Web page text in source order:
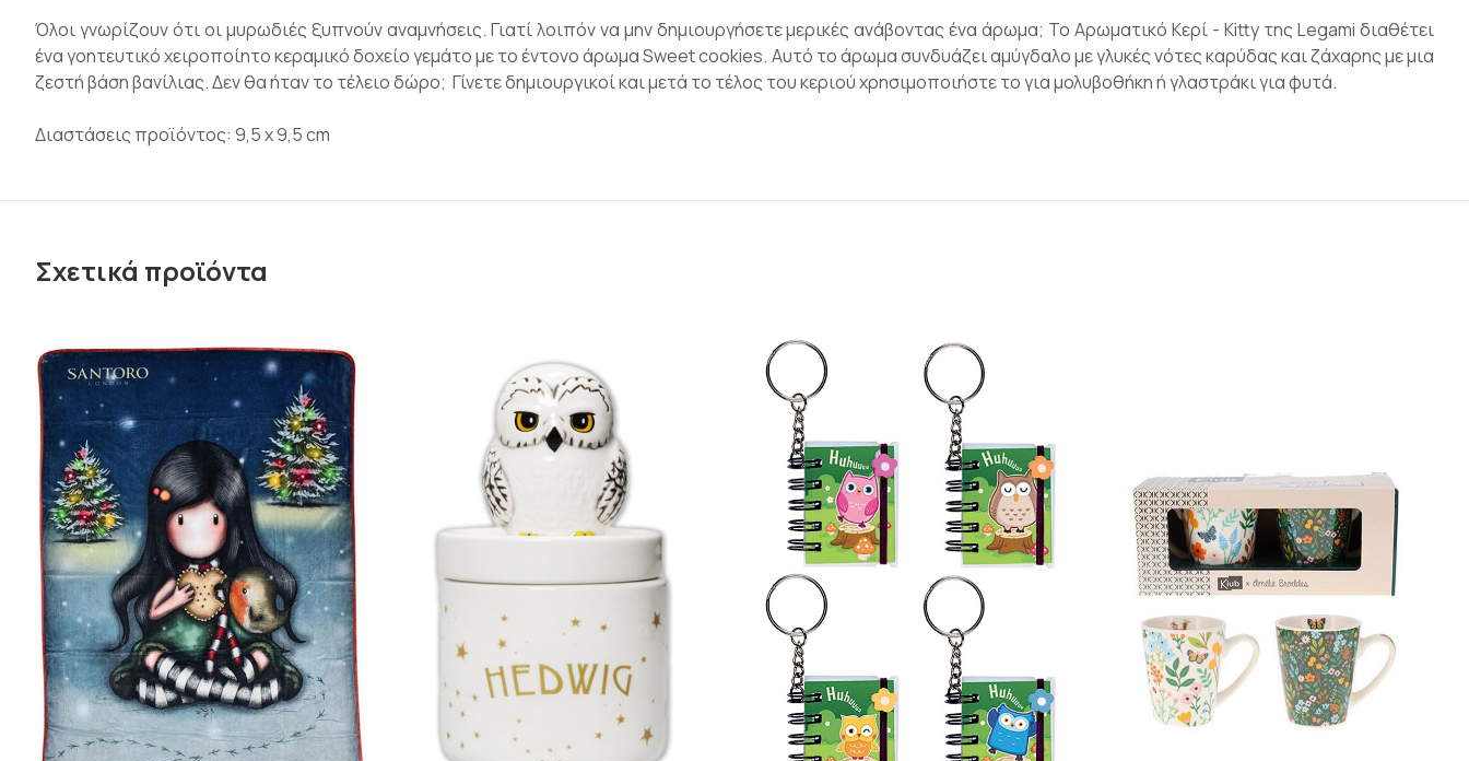
Όλοι γνωρίζουν ότι οι μυρωδιές ξυπνούν αναμνήσεις. Γιατί λοιπόν να μην δημιουργήσετε μερικές ανάβοντας ένα άρωμα; Το Αρωματικό Κερί - Kitty της Legami διαθέτει
ένα γοητευτικό χειροποίητο κεραμικό δοχείο γεμάτο με το έντονο άρωμα Sweet cookies. Αυτό το άρωμα συνδυάζει αμύγδαλο με γλυκές νότες καρύδας και ζάχαρης με μια
ζεστή βάση βανίλιας. Δεν θα ήταν το τέλειο δώρο; Γίνετε δημιουργικοί και μετά το τέλος του κεριού χρησιμοποιήστε το για μολυβοθήκη ή γλαστράκι για φυτά.
Διαστάσεις προϊόντος: 9,5 x 9,5 cm
Σχετικά προϊόντα